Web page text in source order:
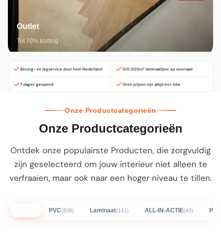
Outlet
Tot 70% korting
Bezorg- en legservice door heel Nederland 100.000m² laminaat/pvc op voorraad
7 dagen geopend Onze prijzen zijn altijd incl. btw
Onze Productcategorieën
Onze Productcategorieën
Ontdek onze populairste Producten, die zorgvuldig
zijn geselecteerd om jouw interieur niet alleen te
verfraaien, maar ook naar een hoger niveau te tillen.
PVC(838) Laminaat(141) ALL-IN-ACTIE(43)